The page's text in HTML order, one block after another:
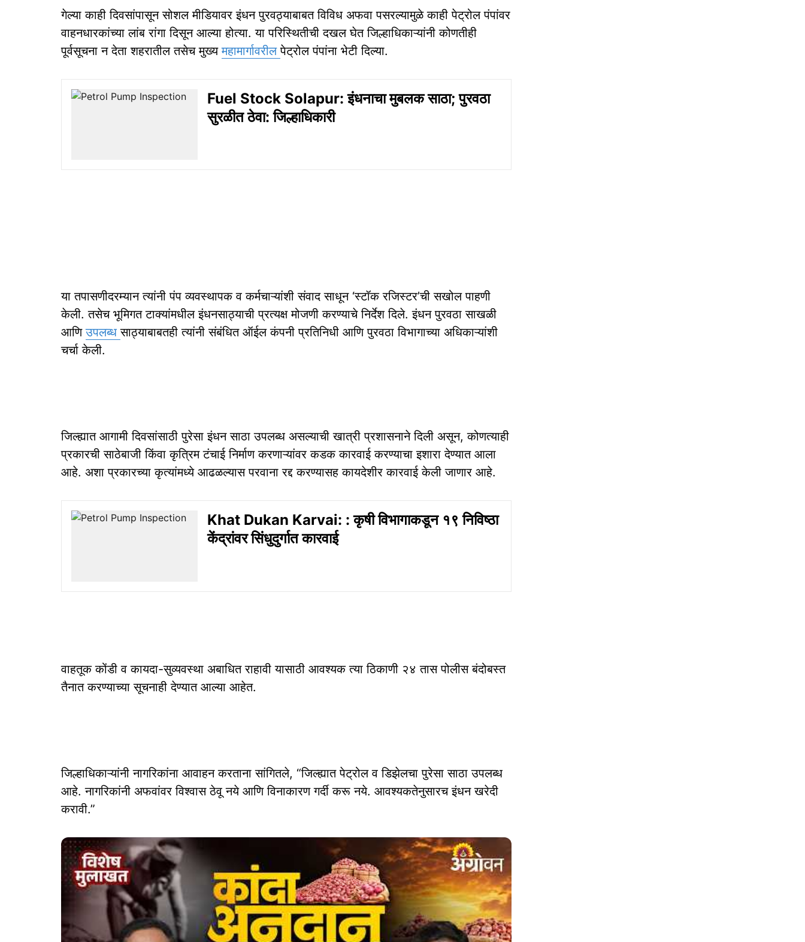
गेल्या काही दिवसांपासून सोशल मीडियावर इंधन पुरवठ्याबाबत विविध अफवा पसरल्यामुळे काही पेट्रोल पंपांवर
वाहनधारकांच्या लांब रांगा दिसून आल्या होत्या. या परिस्थितीची दखल घेत जिल्हाधिकाऱ्यांनी कोणतीही
पूर्वसूचना न देता शहरातील तसेच मुख्यमहामार्गावरीलपेट्रोल पंपांना भेटी दिल्या.
Fuel Stock Solapur: इंधनाचा मुबलक साठा; पुरवठा
सुरळीत ठेवा: जिल्हाधिकारी
या तपासणीदरम्यान त्यांनी पंप व्यवस्थापक व कर्मचाऱ्यांशी संवाद साधून ‘स्टॉक रजिस्टर’ची सखोल पाहणी
केली. तसेच भूमिगत टाक्यांमधील इंधनसाठ्याची प्रत्यक्ष मोजणी करण्याचे निर्देश दिले. इंधन पुरवठा साखळी
आणिउपलब्धसाठ्याबाबतही त्यांनी संबंधित ऑईल कंपनी प्रतिनिधी आणि पुरवठा विभागाच्या अधिकाऱ्यांशी
चर्चा केली.
जिल्ह्यात आगामी दिवसांसाठी पुरेसा इंधन साठा उपलब्ध असल्याची खात्री प्रशासनाने दिली असून, कोणत्याही
प्रकारची साठेबाजी किंवा कृत्रिम टंचाई निर्माण करणाऱ्यांवर कडक कारवाई करण्याचा इशारा देण्यात आला
आहे. अशा प्रकारच्या कृत्यांमध्ये आढळल्यास परवाना रद्द करण्यासह कायदेशीर कारवाई केली जाणार आहे.
Khat Dukan Karvai: : कृषी विभागाकडून १९ निविष्ठा
केंद्रांवर सिंधुदुर्गात कारवाई
वाहतूक कोंडी व कायदा-सुव्यवस्था अबाधित राहावी यासाठी आवश्यक त्या ठिकाणी २४ तास पोलीस बंदोबस्त
तैनात करण्याच्या सूचनाही देण्यात आल्या आहेत.
जिल्हाधिकाऱ्यांनी नागरिकांना आवाहन करताना सांगितले, “जिल्ह्यात पेट्रोल व डिझेलचा पुरेसा साठा उपलब्ध
आहे. नागरिकांनी अफवांवर विश्वास ठेवू नये आणि विनाकारण गर्दी करू नये. आवश्यकतेनुसारच इंधन खरेदी
करावी.”